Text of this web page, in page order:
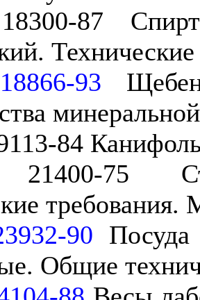
87 Спирт
93
84 Канифоль
75
90 Посуда
Общие